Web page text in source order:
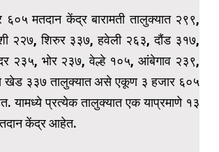
६०५ मतदान केंद्र बारामती तालुक्यात २९९,
२२७, शिरुर ३३७, हवेली २६३, दौंड ३१७,
२३५, भोर २३७, वेल्हे १०५, आंबेगाव २३९,
खेड ३३७ तालुक्यात असे एकूण ३ हजार ६०५
यामध्ये प्रत्येक तालुक्यात एक याप्रमाणे १३
केंद्र आहेत.